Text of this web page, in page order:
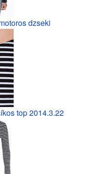
dzseki
top 2014.3.22